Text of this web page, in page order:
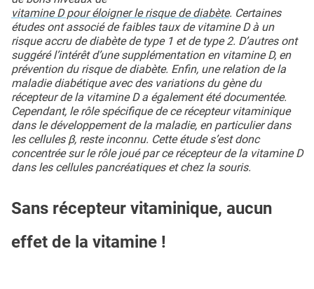
vitamine D pour éloigner le risque de diabète. Certaines
études ont associé de faibles taux de vitamine D à un
risque accru de diabète de type 1 et de type 2. D’autres ont
suggéré l’intérêt d’une supplémentation en vitamine D, en
prévention du risque de diabète. Enfin, une relation de la
maladie diabétique avec des variations du gène du
récepteur de la vitamine D a également été documentée.
Cependant, le rôle spécifique de ce récepteur vitaminique
dans le développement de la maladie, en particulier dans
les cellules β, reste inconnu. Cette étude s’est donc
concentrée sur le rôle joué par ce récepteur de la vitamine D
dans les cellules pancréatiques et chez la souris.
Sans récepteur vitaminique, aucun
effet de la vitamine !